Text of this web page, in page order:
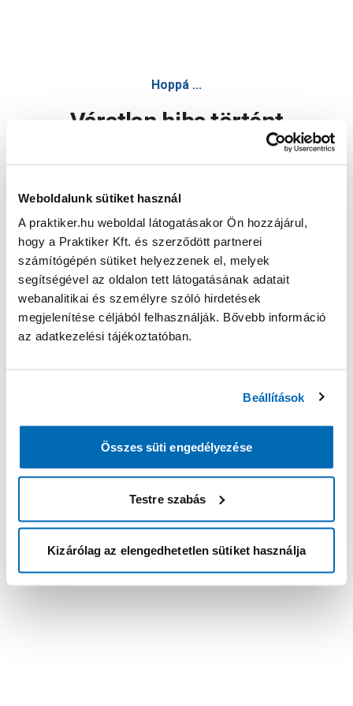
Weboldalunk sütiket használ
A praktiker.hu weboldal látogatásakor Ön hozzájárul,
hogy a Praktiker Kft. és szerződött partnerei
számítógépén sütiket helyezzenek el, melyek
segítségével az oldalon tett látogatásának adatait
webanalitikai és személyre szóló hirdetések
megjelenítése céljából felhasználják. Bővebb információ
az adatkezelési tájékoztatóban.
Beállítások
Összes süti engedélyezése
Testre szabás
Kizárólag az elengedhetetlen sütiket használja
Hoppá ...
Váratlan hiba történt
Oldal újratöltése